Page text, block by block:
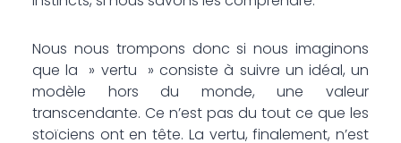
Nous nous trompons donc si nous imaginons
que la » vertu » consiste à suivre un idéal, un
modèle hors du monde, une valeur
transcendante. Ce n’est pas du tout ce que les
stoïciens ont en tête. La vertu, finalement, n’est